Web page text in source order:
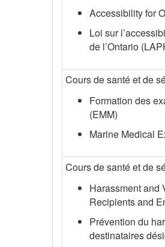
Accessibility for
Loi sur
de l’Ontario
Cours de santé et de
Formation des
(EMM)
Marine Medical
Cours de santé et de
Harassment and
Recipients and
Prévention du
destinataires